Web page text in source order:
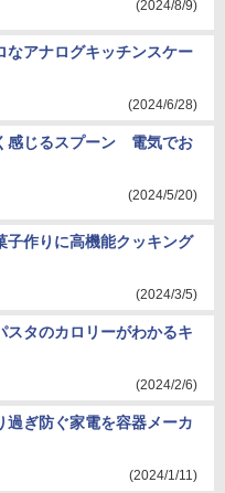
(2024/8/9)
なアナログキッチンスケー
(2024/6/28)
感じるスプーン 電気でお
(2024/5/20)
子作りに高機能クッキング
(2024/3/5)
スタのカロリーがわかるキ
(2024/2/6)
過ぎ防ぐ家電を容器メーカ
(2024/1/11)